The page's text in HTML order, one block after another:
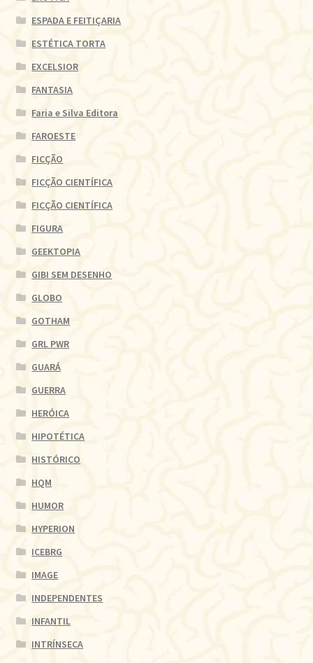
ESPADA E FEITIÇARIA
ESTÉTICA TORTA
EXCELSIOR
FANTASIA
Faria e Silva Editora
FAROESTE
FICÇÃO
FICÇÃO CIENTÍFICA
FICÇÃO CIENTÍFICA
FIGURA
GEEKTOPIA
GIBI SEM DESENHO
GLOBO
GOTHAM
GRL PWR
GUARÁ
GUERRA
HERÓICA
HIPOTÉTICA
HISTÓRICO
HQM
HUMOR
HYPERION
ICEBRG
IMAGE
INDEPENDENTES
INFANTIL
INTRÍNSECA